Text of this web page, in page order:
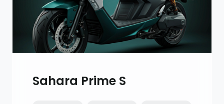
Sahara Prime S